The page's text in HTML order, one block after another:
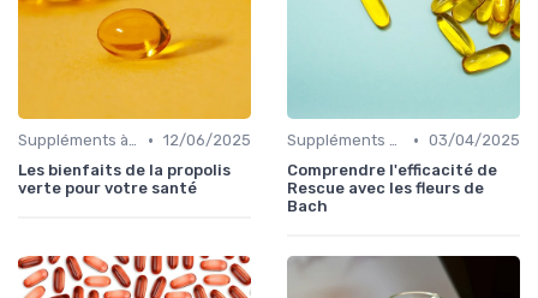
Suppléments à base de plantes • 12/06/2025
Les bienfaits de la propolis
verte pour votre santé
Suppléments à base de plantes • 03/04/2025
Comprendre l'efficacité de
Rescue avec les fleurs de
Bach